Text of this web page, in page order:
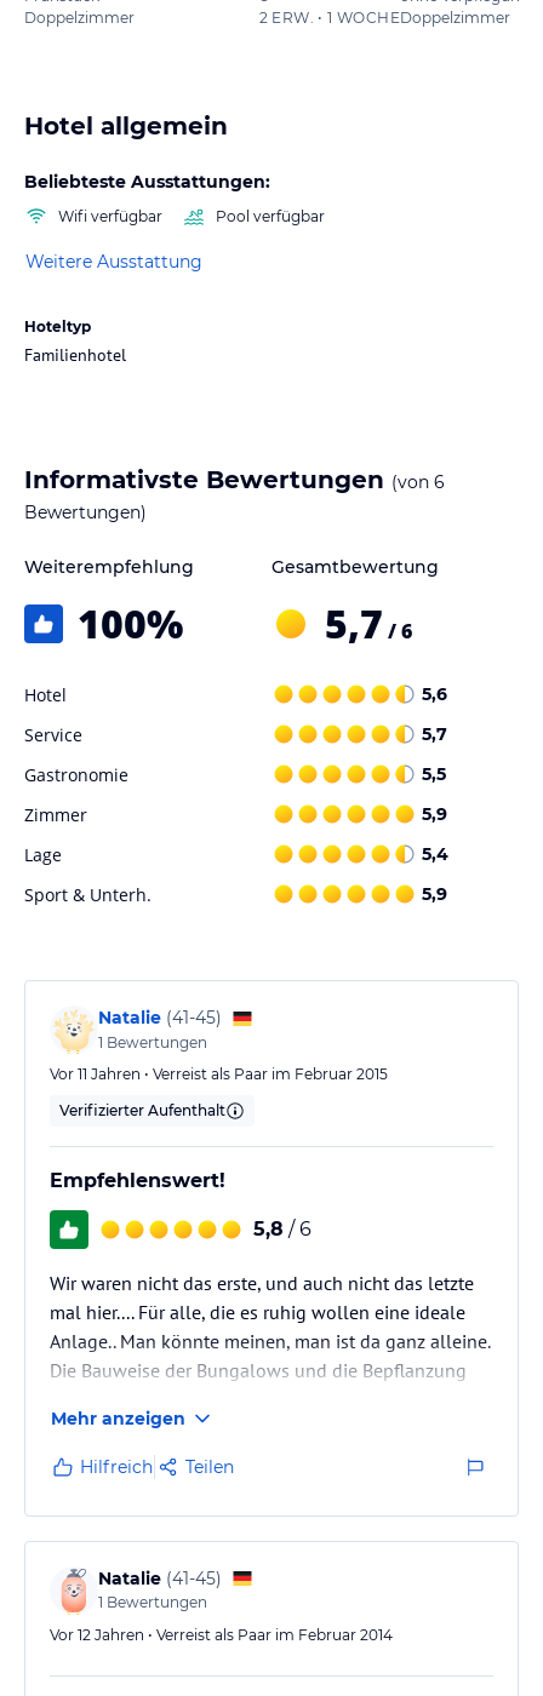
Doppelzimmer
2 ERW. • 1 WOCHEDoppelzimmer
Hotel allgemein
Beliebteste Ausstattungen:
Wifi verfügbar Pool verfügbar
Weitere Ausstattung
Hoteltyp
Familienhotel
Informativste Bewertungen (von 6
Bewertungen)
Weiterempfehlung
100%
Gesamtbewertung
5,7 / 6
Hotel 5,6
Service 5,7
Gastronomie 5,5
Zimmer 5,9
Lage 5,4
Sport & Unterh. 5,9
Natalie (41-45)
1 Bewertungen
Vor 11 Jahren • Verreist als Paar im Februar 2015
Verifizierter Aufenthalt
Empfehlenswert!
5,8 / 6
Wir waren nicht das erste, und auch nicht das letzte
mal hier.... Für alle, die es ruhig wollen eine ideale
Anlage.. Man könnte meinen, man ist da ganz alleine.
Die Bauweise der Bungalows und die Bepflanzung
Das typische Bar- und Restaurantleben in
unmittelbarer Nähe. Ein Roller ist aber auf jeden Fall
hilfreich für den Weg zum Strand und für alle
anderen Erkundungen.
Das Personal ist immer freundlich und hilfsbereit.
Alles ist sauber. Ein paar Kleinigkeiten gäbe es…
Mehr anzeigen
Hilfreich Teilen
Natalie (41-45)
1 Bewertungen
Vor 12 Jahren • Verreist als Paar im Februar 2014